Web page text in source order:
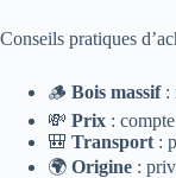
Conseils pratiques
🪵 Bois massif:
💸 Prix :
🎒 Transport :
🌍 Origine :